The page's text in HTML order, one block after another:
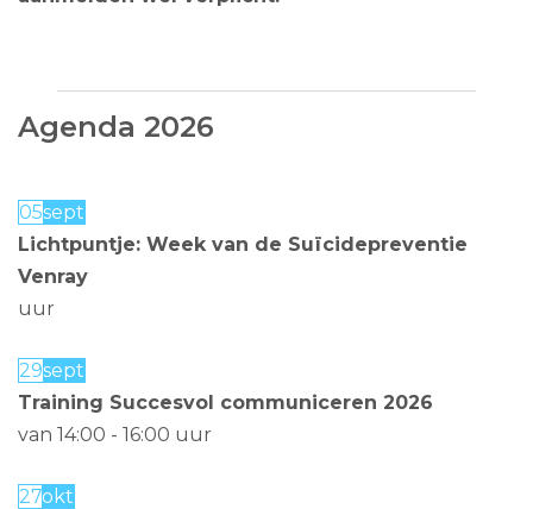
Agenda 2026
05sept
Lichtpuntje: Week van de Suïcidepreventie
Venray
uur
29sept
Training Succesvol communiceren 2026
van 14:00 - 16:00 uur
27okt